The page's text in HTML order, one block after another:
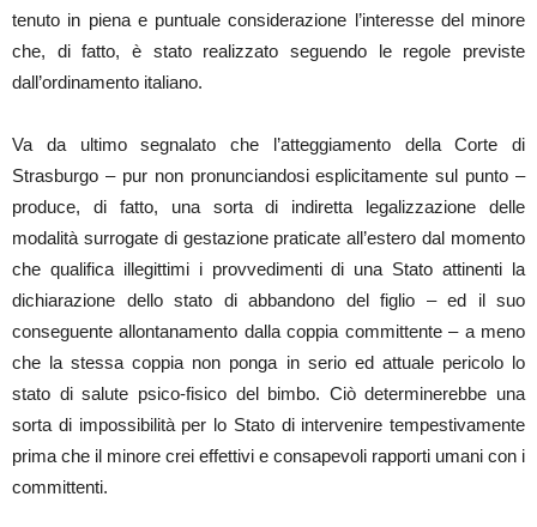
tenuto in piena e puntuale considerazione l’interesse del minore
che, di fatto, è stato realizzato seguendo le regole previste
dall’ordinamento italiano.
Va da ultimo segnalato che l’atteggiamento della Corte di
Strasburgo – pur non pronunciandosi esplicitamente sul punto –
produce, di fatto, una sorta di indiretta legalizzazione delle
modalità surrogate di gestazione praticate all’estero dal momento
che qualifica illegittimi i provvedimenti di una Stato attinenti la
dichiarazione dello stato di abbandono del figlio – ed il suo
conseguente allontanamento dalla coppia committente – a meno
che la stessa coppia non ponga in serio ed attuale pericolo lo
stato di salute psico-fisico del bimbo. Ciò determinerebbe una
sorta di impossibilità per lo Stato di intervenire tempestivamente
prima che il minore crei effettivi e consapevoli rapporti umani con i
committenti.